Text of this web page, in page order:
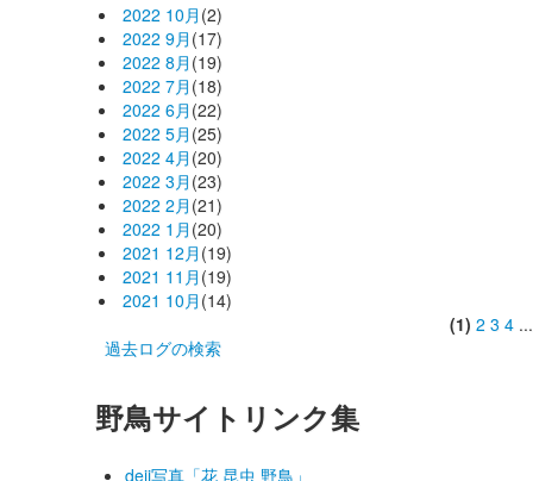
2022 10月 (2)
2022 9月 (17)
2022 8月 (19)
2022 7月 (18)
2022 6月 (22)
2022 5月 (25)
2022 4月 (20)
2022 3月 (23)
2022 2月 (21)
2022 1月 (20)
2021 12月 (19)
2021 11月 (19)
2021 10月 (14)
(1) 2 3 4
過去ログの検索
野鳥サイトリンク集
deji写真「花 昆虫 野鳥」